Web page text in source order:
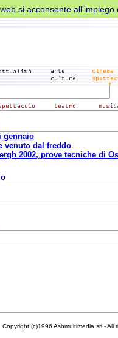
si acconsente
gennaio
venuto dal freddo
2002, prove tecniche di
srl - All